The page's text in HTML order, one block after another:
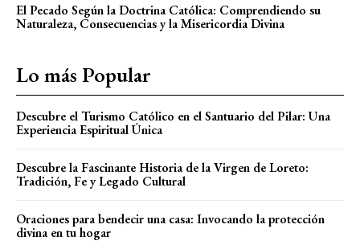
El Pecado Según la Doctrina Católica: Comprendiendo su
Naturaleza, Consecuencias y la Misericordia Divina
Lo más Popular
Descubre el Turismo Católico en el Santuario del Pilar: Una
Experiencia Espiritual Única
Descubre la Fascinante Historia de la Virgen de Loreto:
Tradición, Fe y Legado Cultural
Oraciones para bendecir una casa: Invocando la protección
divina en tu hogar